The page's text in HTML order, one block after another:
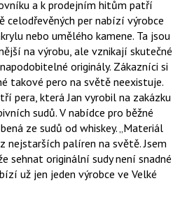
a k prodejním hitům patří
celodřevěných per nabízí výrobce
nebo umělého kamene. Ta jsou
na výrobu, ale vznikají skutečné
originály. Zákazníci si
takové pero na světě neexistuje.
pera, která Jan vyrobil na zakázku
sudů. V nabídce pro běžné
ze sudů od whiskey. Materiál
nejstarších palíren na světě. Jsem
sehnat originální sudy není snadné
už jen jeden výrobce ve Velké